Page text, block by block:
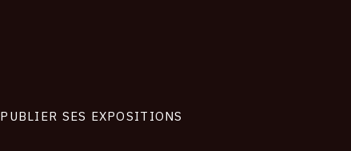
PUBLIER SES EXPOSITIONS